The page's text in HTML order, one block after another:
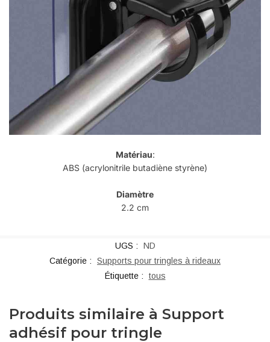
Matériau:
ABS (acrylonitrile butadiène styrène)
Diamètre
2.2 cm
UGS :
ND
Catégorie :
Supports pour tringles à rideaux
Étiquette :
tous
Produits similaire à Support
adhésif pour tringle